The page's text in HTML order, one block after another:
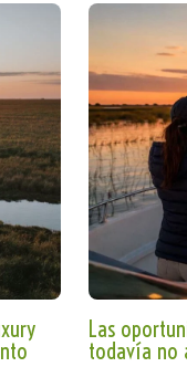
Las
todavía no